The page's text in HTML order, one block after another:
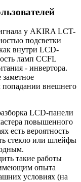
у AKIRA LCT-
подсветки
внутри LCD-
ламп CCFL
- инвертора.
попадании внешнего
LCD-панели
повышенного
есть вероятность
стекло или шлейфы
такие работы
имеющим опыта
условиях (на